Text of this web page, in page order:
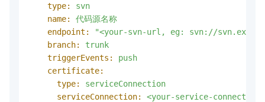
type:
svn
name:
代码源名称
endpoint:
"<your-svn-url, eg: svn://
branch:
trunk
triggerEvents:
push
certificate:
type:
serviceConnection
serviceConnection:
<your-service-